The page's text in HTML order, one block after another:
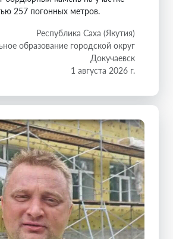
257 погонных метров.
Республика Саха (Якутия)
образование городской округ
Докучаевск
1 августа 2026 г.